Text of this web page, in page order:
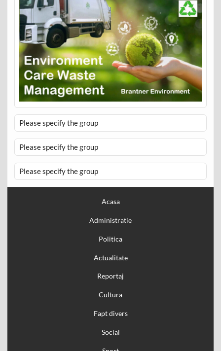
Please specify the group
Please specify the group
Please specify the group
Acasa
Administratie
Politica
Actualitate
Reportaj
Cultura
Fapt divers
Social